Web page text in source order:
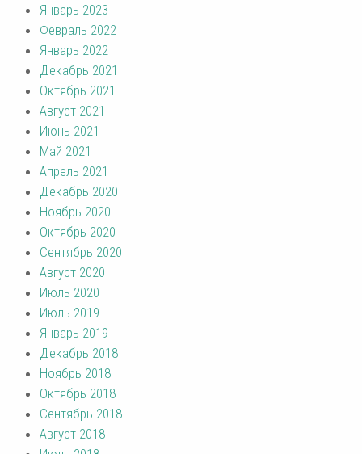
Январь 2023
Февраль 2022
Январь 2022
Декабрь 2021
Октябрь 2021
Август 2021
Июнь 2021
Май 2021
Апрель 2021
Декабрь 2020
Ноябрь 2020
Октябрь 2020
Сентябрь 2020
Август 2020
Июль 2020
Июль 2019
Январь 2019
Декабрь 2018
Ноябрь 2018
Октябрь 2018
Сентябрь 2018
Август 2018